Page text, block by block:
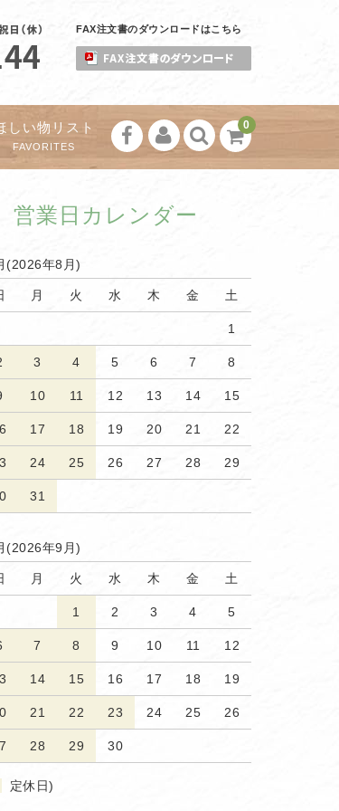
FAX注文書のダウンロードはこちら
0
しい物リスト
FAVORITES
営業日カレンダー
(2026年8月)
月 火 水 木 金 土
1
3 4 5 6 7 8
10 11 12 13 14 15
17 18 19 20 21 22
24 25 26 27 28 29
31
(2026年9月)
月 火 水 木 金 土
1 2 3 4 5
7 8 9 10 11 12
14 15 16 17 18 19
21 22 23 24 25 26
28 29 30
定休日)